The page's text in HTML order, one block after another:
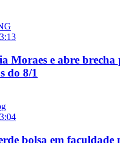
Moraes e abre
do 8/1
bolsa em faculdade